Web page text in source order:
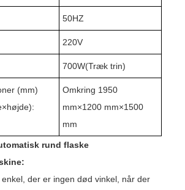
50HZ
220V
700W(Træk trin)
(mm)
×højde):
Omkring 1950
mm×1 200 mm×1500
mm
rund flaske
der er ingen død vinkel, når der